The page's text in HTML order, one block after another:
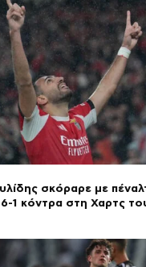
σκόραρε με
1 κόντρα στη Χαρτς